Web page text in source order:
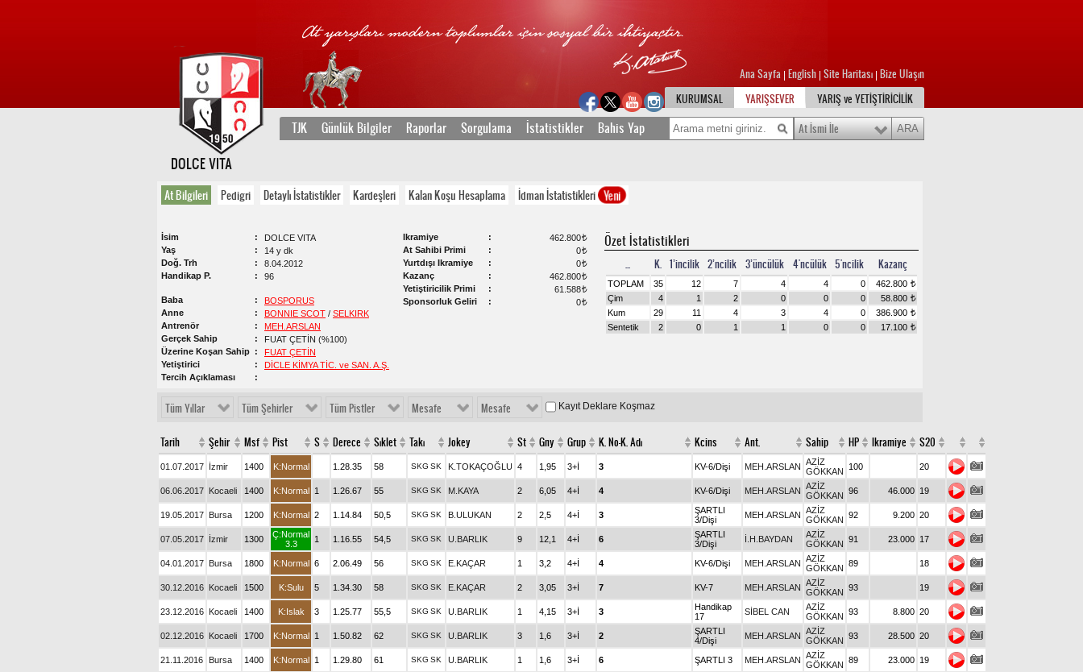
Ana Sayfa English Site Haritası Bize Ulaşın
KURUMSAL
YARIŞSEVER YARIŞ ve YETİŞTİRİCİLİK
TJK Günlük Bilgiler Raporlar Sorgulama İstatistikler Bahis Yap At İsmi İle
DOLCE VITA
At Bilgileri Pedigri Detaylı İstatistikler Kardeşleri Kalan Koşu Hesaplama İdman İstatistikleri Yeni
İsim
DOLCE VITA
Yaş
14 y dk
Doğ. Trh
8.04.2012
Handikap P.
96
Baba
BOSPORUS
Anne
BONNIE SCOT / SELKIRK
Antrenör
MEH.ARSLAN
Gerçek Sahip
FUAT ÇETİN (%100)
Üzerine Koşan Sahip
FUAT ÇETİN
Yetiştirici
DİCLE KİMYA TİC. ve SAN. A.Ş.
Tercih Açıklaması
Ikramiye 462.800t
At Sahibi Primi 0t
Yurtdışı Ikramiye 0t
Kazanç 462.800t
Yetiştiricilik Primi 61.588t
Sponsorluk Geliri 0t
Özet İstatistikleri
... K. 1’incilik 2’ncilik 3’üncülük 4'ncülük 5'ncilik Kazanç
TOPLAM 35 12 7 4 4 0 462.800 t
Çim 4 1 2 0 0 0 58.800 t
Kum 29 11 4 3 4 0 386.900 t
Sentetik 2 0 1 1 0 0 17.100 t
Tüm Yıllar Tüm Şehirler Tüm Pistler Mesafe Mesafe Kayıt Deklare Koşmaz
Tarih Şehir Msf Pist S Derece Sıklet Takı Jokey St Gny Grup K. No-K. Adı Kcins Ant. Sahip HP Ikramiye S20
01.07.2017 İzmir 1400 K:Normal 1.28.35 58 SKG SK K.TOKAÇOĞLU 4 1,95 3+İ 3 KV-6/Dişi MEH.ARSLAN AZİZ
GÖKKAN
100 20
06.06.2017 Kocaeli 1400 K:Normal 1 1.26.67 55 SKG SK M.KAYA 2 6,05 4+İ 4 KV-6/Dişi MEH.ARSLAN AZİZ
GÖKKAN 96 46.000 19
19.05.2017 Bursa 1200 K:Normal 2 1.14.84 50,5 SKG SK B.ULUKAN 2 2,5 4+İ 3
ŞARTLI
3/Dişi
MEH.ARSLAN AZİZ
GÖKKAN 92 9.200 20
07.05.2017 İzmir 1300
Ç:Normal
3.3
1 1.16.55 54,5 SKG SK U.BARLIK 9 12,1 4+İ 6
ŞARTLI
3/Dişi
İ.H.BAYDAN
AZİZ
GÖKKAN 91 23.000 17
04.01.2017 Bursa 1800 K:Normal 6 2.06.49 56 SKG SK E.KAÇAR 1 3,2 4+İ 4 KV-6/Dişi MEH.ARSLAN AZİZ
GÖKKAN 89 18
30.12.2016 Kocaeli 1500 K:Sulu 5 1.34.30 58 SKG SK E.KAÇAR 2 3,05 3+İ 7 KV-7 MEH.ARSLAN AZİZ
GÖKKAN 93 19
23.12.2016 Kocaeli 1400 K:Islak 3 1.25.77 55,5 SKG SK U.BARLIK 1 4,15 3+İ 3
Handikap
17
SİBEL CAN
AZİZ
GÖKKAN 93 8.800 20
02.12.2016 Kocaeli 1700 K:Normal 1 1.50.82 62 SKG SK U.BARLIK 3 1,6 3+İ 2
ŞARTLI
4/Dişi
MEH.ARSLAN AZİZ
GÖKKAN 93 28.500 20
21.11.2016 Bursa 1400 K:Normal 1 1.29.80 61 SKG SK U.BARLIK 1 1,6 3+İ 6 ŞARTLI 3 MEH.ARSLAN AZİZ
GÖKKAN 89 23.000 19